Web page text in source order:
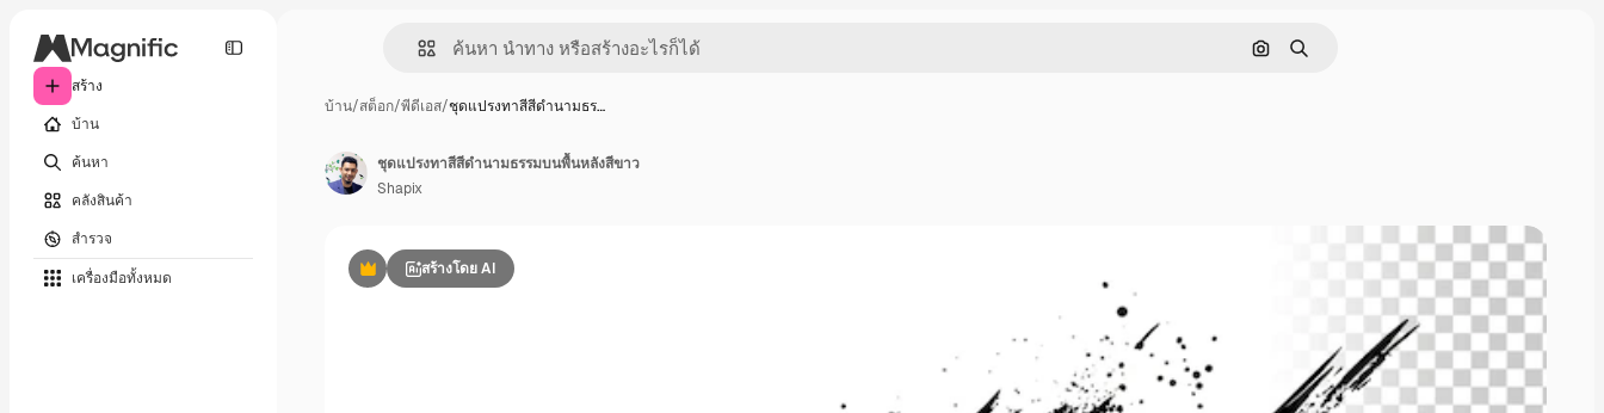
สร้าง
บ้าน
ค้นหา
คลังสินค้า
สำรวจ
เครื่องมือทั้งหมด
ค้นหาตามรูปภาพ
ค้นหา
บ้าน/สต็อก/พีดีเอส/ชุดแปรงทาสีสีดำนามธร…
พรีเมี่ยม สร้างโดย AI
ชุดแปรงทาสีสีดำนามธรรมบนพื้นหลังสีขาว
Shapix